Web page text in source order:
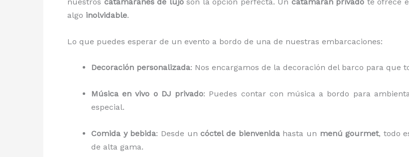
algo inolvidable.
Lo que puedes esperar de un evento a bordo de una de nuestras embarcaciones:
Decoración personalizada: Nos encargamos de la decoración del barco para que
Música en vivo o DJ privado: Puedes contar con música a bordo para
especial.
Comida y bebida: Desde uncóctel de bienvenidahasta un menú gourmet, todo
de alta gama.